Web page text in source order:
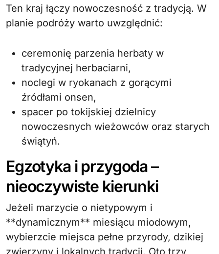
Ten kraj łączy nowoczesność z tradycją. W
planie podróży warto uwzględnić:
ceremonię parzenia herbaty w
tradycyjnej herbaciarni,
noclegi w ryokanach z gorącymi
źródłami onsen,
spacer po tokijskiej dzielnicy
nowoczesnych wieżowców oraz starych
świątyń.
Egzotyka i przygoda –
nieoczywiste kierunki
Jeżeli marzycie o nietypowym i
**dynamicznym** miesiącu miodowym,
wybierzcie miejsca pełne przyrody, dzikiej
zwierzyny i lokalnych tradycji. Oto trzy